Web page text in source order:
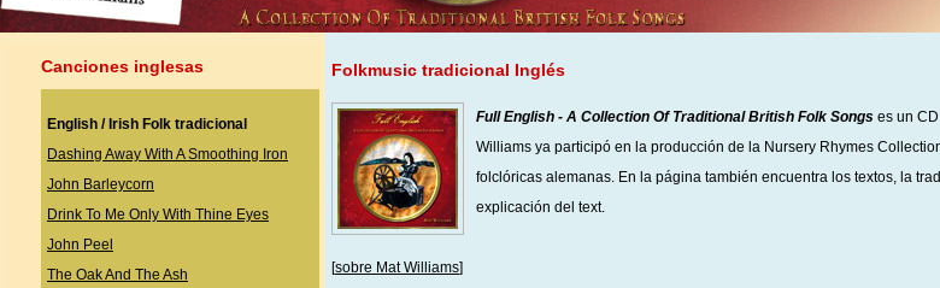
Canciones inglesas
English / Irish Folk tradicional
Dashing Away With A Smoothing Iron
John Barleycorn
Drink To Me Only With Thine Eyes
John Peel
The Oak And The Ash
Folkmusic tradicional Inglés
Full English - A Collection Of Traditional British Folk Songs es un
Williams ya participó en la producción de la Nursery Rhymes
folclóricas alemanas. En la página también encuentra los textos, la
explicación del text.
[sobre Mat Williams]